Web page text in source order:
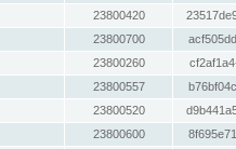
23800420
23800700
23800260
23800557
23800520
23800600